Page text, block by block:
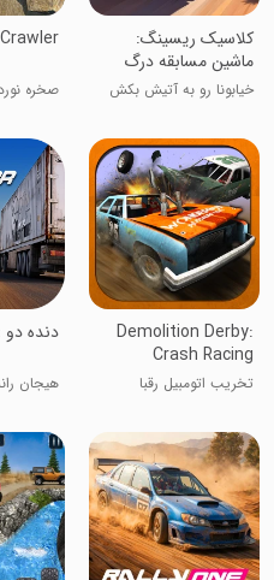
‏‏‏‏‏‏کلاسیک ریسینگ:
ماشین مسابقه درگ
خیابونا رو به آتیش بکش صخره
Demolition Derby:
Crash Racing
تخریب اتومبیل رقبا
دنده دو
هیجان